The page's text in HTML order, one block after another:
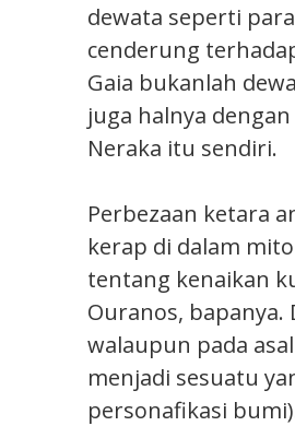
dewata seperti
cenderung
Gaia bukanlah
juga halnya
Neraka itu sendiri.
Perbezaan ketara
kerap di dalam
tentang kenaikan
Ouranos, bapanya.
walaupun pada
menjadi sesuatu
personafikasi